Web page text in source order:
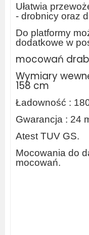
Ułatwia
- drobnicy oraz
Do platformy
dodatkowe w
mocowań
Wymiary
158 cm
Ładowność :
Gwarancja : 24
Atest TUV GS.
Mocowania do
mocowań.